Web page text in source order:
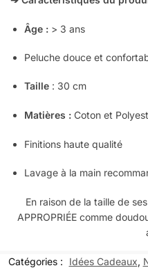
Âge : > 3 ans
Peluche douce et
Taille : 30 cm
Matières : Coton et
Finitions haute qualité
Lavage à la main
En raison de la taille de
APPROPRIÉE comme
Catégories : Idées Cadeaux,